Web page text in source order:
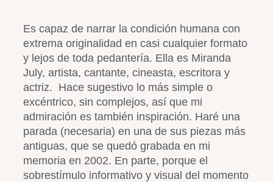
Es capaz de narrar la condición humana con
extrema originalidad en casi cualquier formato
y lejos de toda pedantería. Ella es Miranda
July, artista, cantante, cineasta, escritora y
actriz. Hace sugestivo lo más simple o
excéntrico, sin complejos, así que mi
admiración es también inspiración. Haré una
parada (necesaria) en una de sus piezas más
antiguas, que se quedó grabada en mi
memoria en 2002. En parte, porque el
sobrestímulo informativo y visual del momento